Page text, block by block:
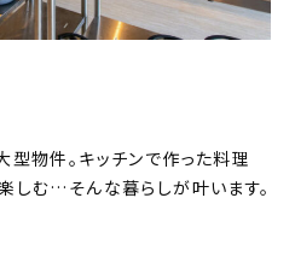
物件。キッチンで作った料理
しむ…そんな暮らしが叶います。